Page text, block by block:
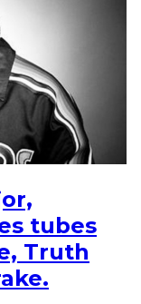
tubes
Truth